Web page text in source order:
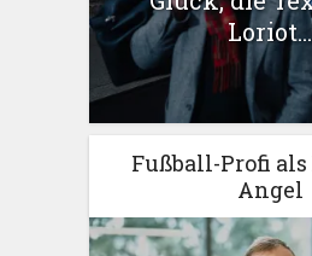
Loriot...
Fußball-Profi
Angel